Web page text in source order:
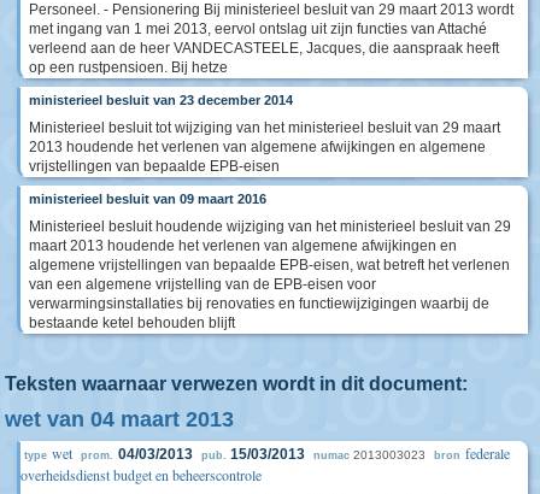
Personeel. - Pensionering Bij ministerieel besluit van 29 maart 2013 wordt
met ingang van 1 mei 2013, eervol ontslag uit zijn functies van Attaché
verleend aan de heer VANDECASTEELE, Jacques, die aanspraak heeft
op een rustpensioen. Bij hetze
ministerieel besluit van 23 december 2014
Ministerieel besluit tot wijziging van het ministerieel besluit van 29 maart
2013 houdende het verlenen van algemene afwijkingen en algemene
vrijstellingen van bepaalde EPB-eisen
ministerieel besluit van 09 maart 2016
Ministerieel besluit houdende wijziging van het ministerieel besluit van 29
maart 2013 houdende het verlenen van algemene afwijkingen en
algemene vrijstellingen van bepaalde EPB-eisen, wat betreft het verlenen
van een algemene vrijstelling van de EPB-eisen voor
verwarmingsinstallaties bij renovaties en functiewijzigingen waarbij de
bestaande ketel behouden blijft
Teksten waarnaar verwezen wordt in dit document:
wet van 04 maart 2013
type wet prom. 04/03/2013 pub. 15/03/2013 numac 2013003023 bron federale
overheidsdienst budget en beheerscontrole